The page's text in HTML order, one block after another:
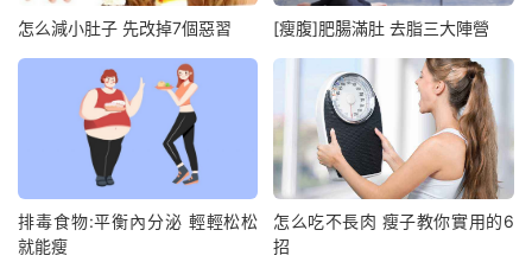
怎么減小肚子 先改掉7個惡習 [瘦腹]肥腸滿肚 去脂三大陣營
排毒食物:平衡內分泌 輕輕松松
就能瘦
怎么吃不長肉 瘦子教你實用的6
招